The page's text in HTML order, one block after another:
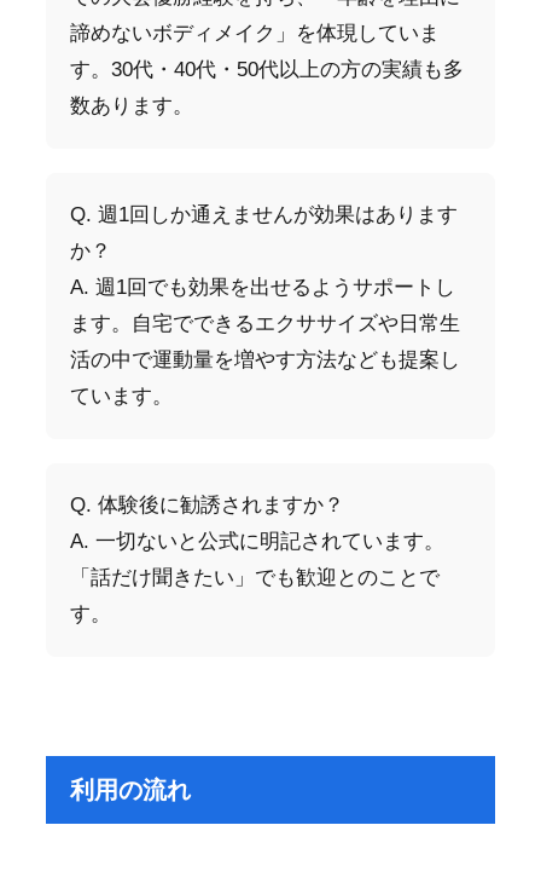
諦めないボディメイク」を体現していま
す。30代・40代・50代以上の方の実績も多
数あります。
Q. 週1回しか通えませんが効果はあります
か？
A. 週1回でも効果を出せるようサポートし
ます。自宅でできるエクササイズや日常生
活の中で運動量を増やす方法なども提案し
ています。
Q. 体験後に勧誘されますか？
A. 一切ないと公式に明記されています。
「話だけ聞きたい」でも歓迎とのことで
す。
利用の流れ